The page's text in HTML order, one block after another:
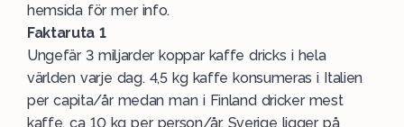
hemsida för mer info.
Faktaruta 1
Ungefär 3 miljarder koppar kaffe dricks i hela
världen varje dag. 4,5 kg kaffe konsumeras i Italien
per capita/år medan man i Finland dricker mest
kaffe, ca 10 kg per person/år. Sverige ligger på